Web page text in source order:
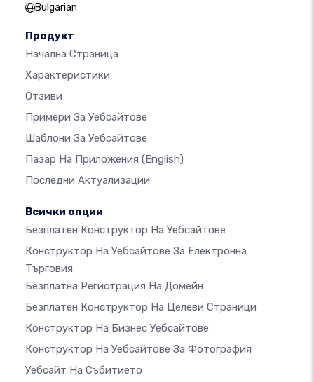
Bulgarian
Продукт
Начална Страница
Характеристики
Отзиви
Примери За Уебсайтове
Шаблони За Уебсайтове
Пазар На Приложения (English)
Последни Актуализации
Всички опции
Безплатен Конструктор На Уебсайтове
Конструктор На Уебсайтове За Електронна
Търговия
Безплатна Регистрация На Домейн
Безплатен Конструктор На Целеви Страници
Конструктор На Бизнес Уебсайтове
Конструктор На Уебсайтове За Фотография
Уебсайт На Събитието